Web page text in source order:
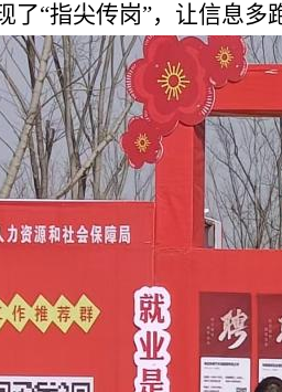
了“指尖传岗”，让信息多